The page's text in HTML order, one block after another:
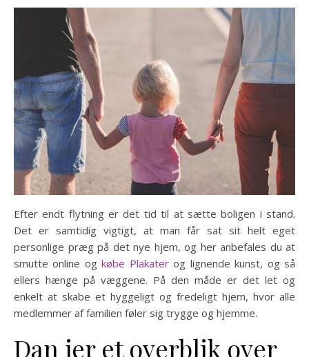
Efter endt flytning er det tid til at sætte boligen i stand.
Det er samtidig vigtigt, at man får sat sit helt eget
personlige præg på det nye hjem, og her anbefales du at
smutte online ogkøbe Plakaterog lignende kunst, og så
ellers hænge på væggene. På den måde er det let og
enkelt at skabe et hyggeligt og fredeligt hjem, hvor alle
medlemmer af familien føler sig trygge og hjemme.
Dan jer et overblik over